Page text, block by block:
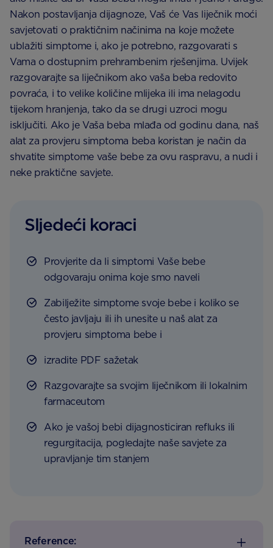
Nakon postavljanja dijagnoze, Vaš će Vas liječnik moći
savjetovati o praktičnim načinima na koje možete
ublažiti simptome i, ako je potrebno, razgovarati s
Vama o dostupnim prehrambenim rješenjima. Uvijek
razgovarajte sa liječnikom ako vaša beba redovito
povraća, i to velike količine mlijeka ili ima nelagodu
tijekom hranjenja, tako da se drugi uzroci mogu
isključiti. Ako je Vaša beba mlađa od godinu dana, naš
alat za provjeru simptoma beba koristan je način da
shvatite simptome vaše bebe za ovu raspravu, a nudi i
neke praktične savjete.
Sljedeći koraci
Provjerite da li simptomi Vaše bebe
odgovaraju onima koje smo naveli
Zabilježite simptome svoje bebe i koliko se
često javljaju ili ih unesite u naš alat za
provjeru simptoma bebe i
izradite PDF sažetak
Razgovarajte sa svojim liječnikom ili lokalnim
farmaceutom
Ako je vašoj bebi dijagnosticiran refluks ili
regurgitacija, pogledajte naše savjete za
upravljanje tim stanjem
Reference: